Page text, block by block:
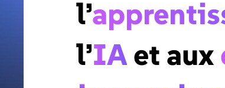
l’
l’IAet aux